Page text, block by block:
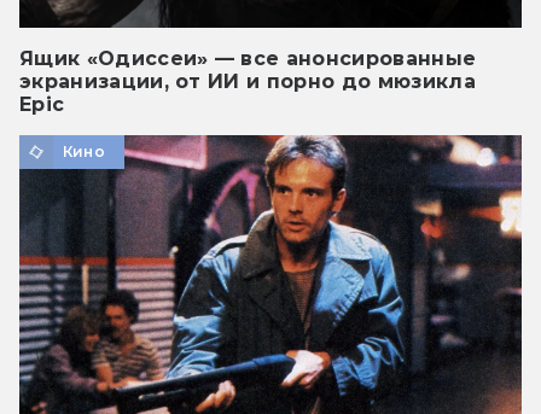
Ящик «Одиссеи» — все анонсированные
экранизации, от ИИ и порно до мюзикла
Epic
Кино